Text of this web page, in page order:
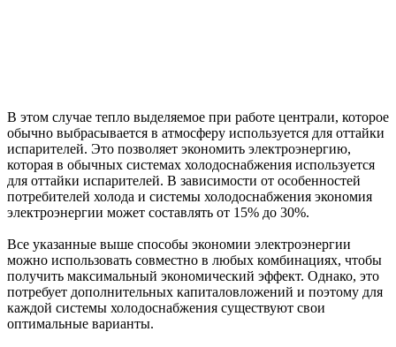
В этом случае тепло выделяемое при работе централи, которое
обычно выбрасывается в атмосферу используется для оттайки
испарителей. Это позволяет экономить электроэнергию,
которая в обычных системах холодоснабжения используется
для оттайки испарителей. В зависимости от особенностей
потребителей холода и системы холодоснабжения экономия
электроэнергии может составлять от 15% до 30%.
Все указанные выше способы экономии электроэнергии
можно использовать совместно в любых комбинациях, чтобы
получить максимальный экономический эффект. Однако, это
потребует дополнительных капиталовложений и поэтому для
каждой системы холодоснабжения существуют свои
оптимальные варианты.